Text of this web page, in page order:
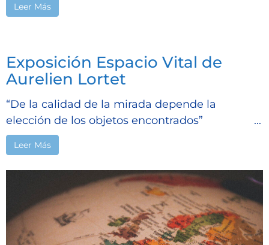
Leer Más
Exposición Espacio Vital de
Aurelien Lortet
“De la calidad de la mirada depende la
elección de los objetos encontrados” ...
Leer Más